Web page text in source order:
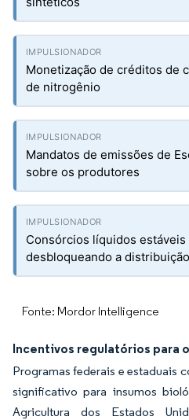
Monetização de créditos de
de nitrogênio
Mandatos de emissões de
sobre os produtores
Consórcios líquidos
desbloqueando a
Fonte: Mordor Intelligence
Incentivos regulatórios para
Programas federais e estaduais
significativo para insumos
Agricultura dos Estados